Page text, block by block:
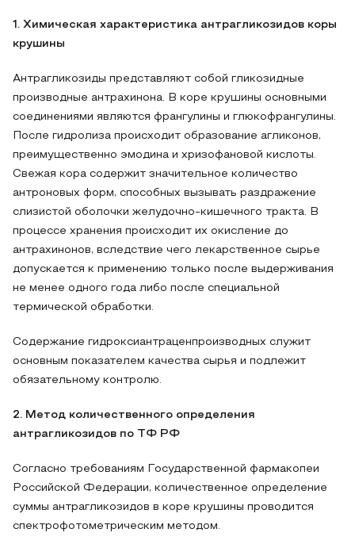
1. Химическая характеристика антрагликозидов коры
крушины
Антрагликозиды представляют собой гликозидные
производные антрахинона. В коре крушины основными
соединениями являются франгулины и глюкофрангулины.
После гидролиза происходит образование агликонов,
преимущественно эмодина и хризофановой кислоты.
Свежая кора содержит значительное количество
антроновых форм, способных вызывать раздражение
слизистой оболочки желудочно-кишечного тракта. В
процессе хранения происходит их окисление до
антрахинонов, вследствие чего лекарственное сырье
допускается к применению только после выдерживания
не менее одного года либо после специальной
термической обработки.
Содержание гидроксиантраценпроизводных служит
основным показателем качества сырья и подлежит
обязательному контролю.
2. Метод количественного определения
антрагликозидов по ТФ РФ
Согласно требованиям Государственной фармакопеи
Российской Федерации, количественное определение
суммы антрагликозидов в коре крушины проводится
спектрофотометрическим методом.